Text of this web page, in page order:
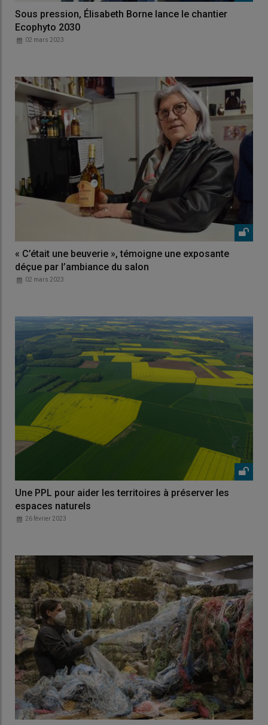
Sous pression, Élisabeth Borne lance le chantier
Ecophyto 2030
02 mars 2023
« C’était une beuverie », témoigne une exposante
déçue par l’ambiance du salon
02 mars 2023
Une PPL pour aider les territoires à préserver les
espaces naturels
26 février 2023